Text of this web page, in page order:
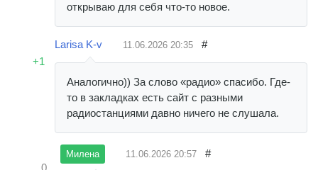
открываю для себя что-то новое.
+1
Larisa K-v 11.06.2026 20:35 #
Аналогично)) За слово «радио» спасибо. Где-
то в закладках есть сайт с разными
радиостанциями давно ничего не слушала.
Милена 11.06.2026 20:57 #